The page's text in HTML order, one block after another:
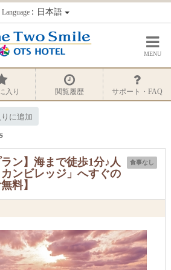
Language：日本語
MENU
入り 閲覧履歴 サポート・FAQ
に追加
食事なし
ン】海まで徒歩1分♪人
ンビレッジ」へすぐの
料】